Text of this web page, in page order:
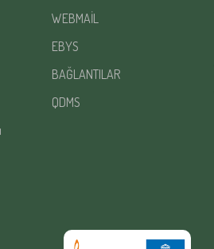
WEBMAİL
EBYS
BAĞLANTILAR
QDMS